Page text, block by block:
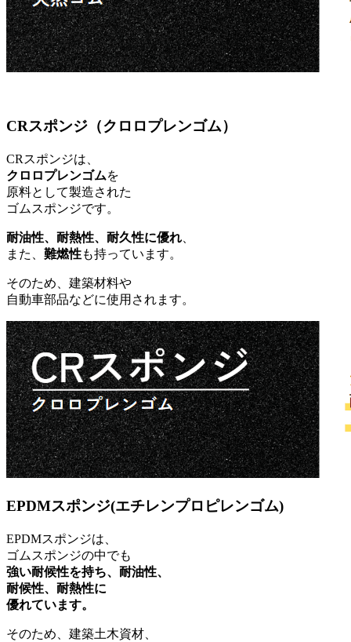
CRスポンジ（クロロプレンゴム）
CRスポンジは、
クロロプレンゴムを
原料として製造された
ゴムスポンジです。
耐油性、耐熱性、耐久性に優れ
また、 難燃性も持っています。
そのため、建築材料や
自動車部品などに使用されます。
EPDMスポンジ(エチレンプロピレンゴム)
EPDMスポンジは、
ゴムスポンジの中でも
強い耐候性を持ち、耐油性、
耐候性、耐熱性に
優れています。
そのため、建築土木資材、